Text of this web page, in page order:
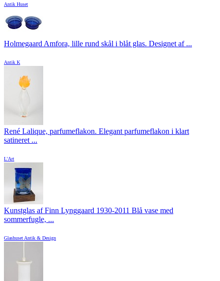
Antik Huset
Holmegaard Amfora, lille rund skål i blåt glas. Designet af ...
Antik K
René Lalique, parfumeflakon. Elegant parfumeflakon i klart
satineret ...
L'Art
Kunstglas af Finn Lynggaard 1930-2011 Blå vase med
sommerfugle, ...
Glashuset Antik & Design